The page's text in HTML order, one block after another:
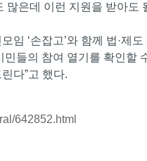
은데 이런 지원을 받아도
임 ‘손잡고’와 함께 법·제
들의 참여 열기를 확인할
다”고 했다.
642852.html